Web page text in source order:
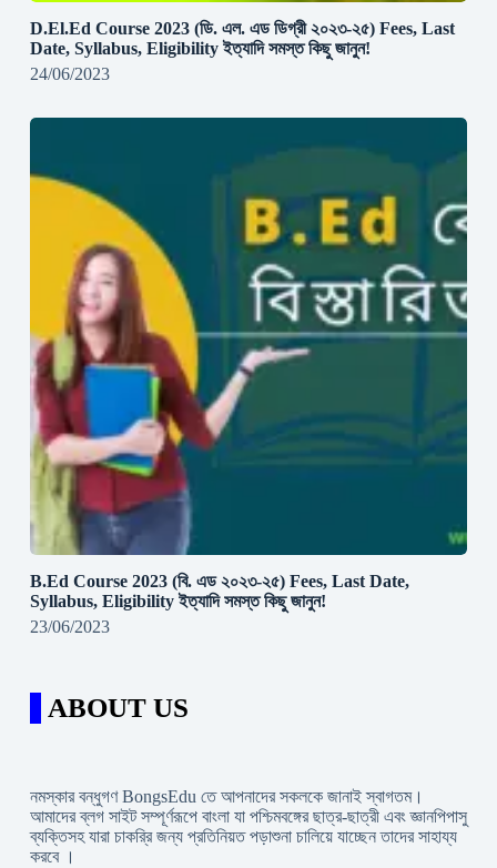
D.El.Ed Course 2023 (ডি. এল. এড ডিগ্রী ২০২৩-২৫) Fees, Last
Date, Syllabus, Eligibility ইত্যাদি সমস্ত কিছু জানুন!
24/06/2023
B.Ed Course 2023 (বি. এড ২০২৩-২৫) Fees, Last Date,
Syllabus, Eligibility ইত্যাদি সমস্ত কিছু জানুন!
23/06/2023
ABOUT US
নমস্কার বন্ধুগণ BongsEdu তে আপনাদের সকলকে জানাই স্বাগতম।
আমাদের ব্লগ সাইট সম্পূর্ণরূপে বাংলা যা পশ্চিমবঙ্গের ছাত্র-ছাত্রী এবং জ্ঞানপিপাসু
ব্যক্তিসহ যারা চাকরি্র জন্য প্রতিনিয়ত পড়াশুনা চালিয়ে যাচ্ছেন তাদের সাহায্য
করবে ।